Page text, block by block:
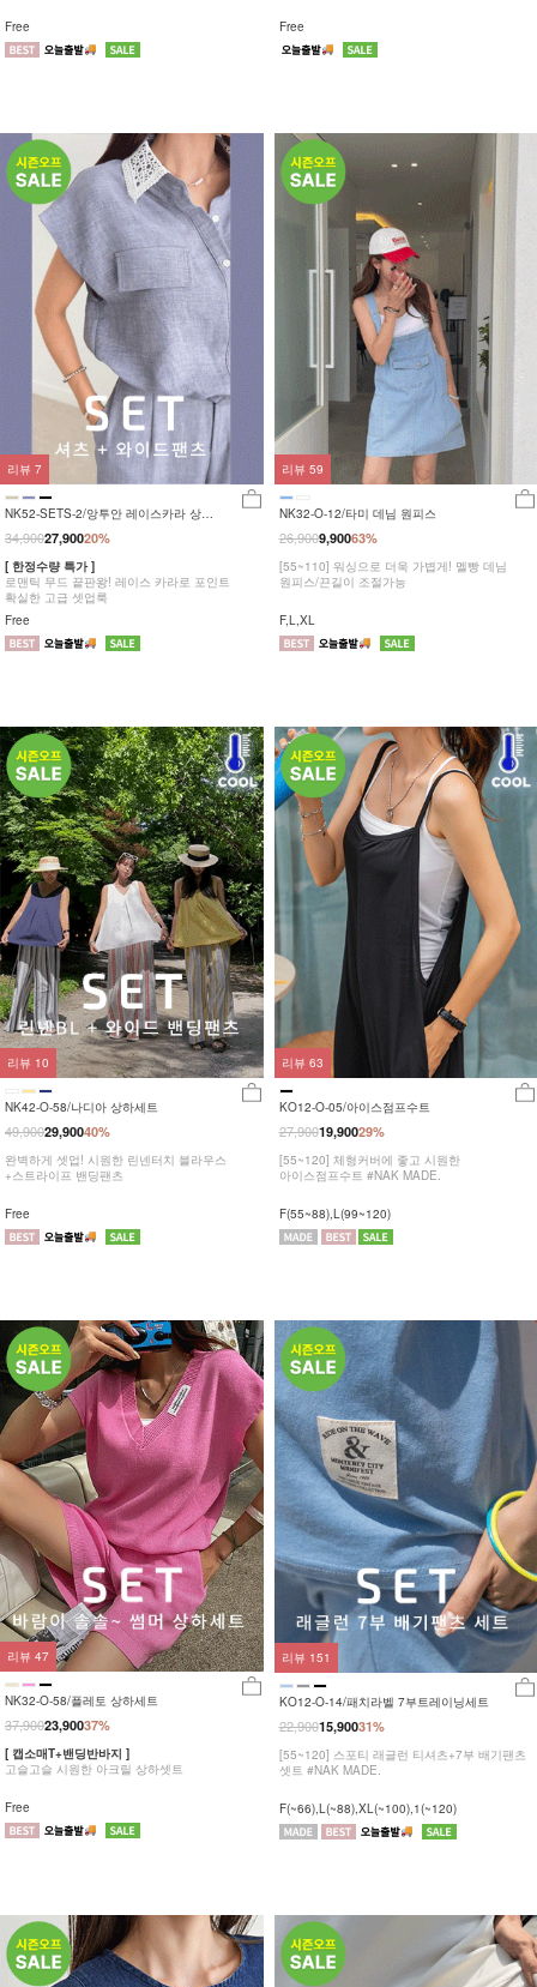
Free Free
NK52-SETS-2/앙투안 레이스카라 상하
세트
20%
34,90027,900
[ 한정수량 특가 ]
로맨틱 무드 끝판왕! 레이스 카라로 포인트
확실한 고급 셋업룩
Free
리뷰 7
NK32-O-12/타미 데님 원피스
63%
26,9009,900
[55~110] 워싱으로 더욱 가볍게! 멜빵 데님
원피스/끈길이 조절가능
F,L,XL
리뷰 59
NK42-O-58/나디아 상하세트
40%
49,90029,900
완벽하게 셋업! 시원한 린넨터치 블라우스
+스트라이프 밴딩팬츠
Free
리뷰 10
KO12-O-05/아이스점프수트
29%
27,90019,900
[55~120] 체형커버에 좋고 시원한
아이스점프수트 #NAK MADE.
F(55~88),L(99~120)
리뷰 63
NK32-O-58/플레토 상하세트
37%
37,90023,900
[ 캡소매T+밴딩반바지 ]
고슬고슬 시원한 아크릴 상하셋트
Free
리뷰 47
KO12-O-14/패치라벨 7부트레이닝세트
31%
22,90015,900
[55~120] 스포티 래글런 티셔츠+7부 배기팬츠
셋트 #NAK MADE.
F(~66),L(~88),XL(~100),1(~120)
리뷰 151